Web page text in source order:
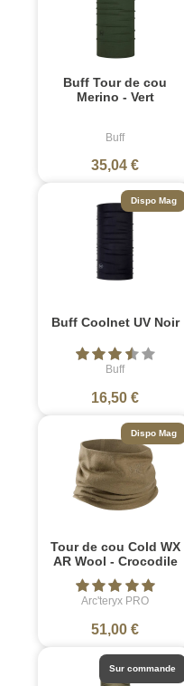
Buff Tour de cou
Merino - Vert
Buff
35,04 €
Buff Coolnet UV Noir
Buff
16,50 €
Dispo Mag
Tour de cou Cold WX
AR Wool - Crocodile
Arc'teryx PRO
51,00 €
Dispo Mag
Sur commande